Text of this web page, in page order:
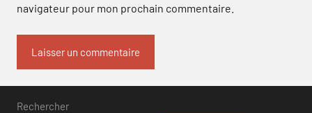
navigateur pour mon prochain commentaire.
Rechercher